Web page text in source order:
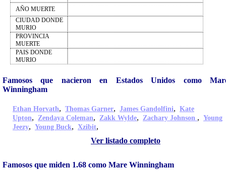
AÑO MUERTE
CIUDAD DONDE
MURIO
PROVINCIA
MUERTE
PAIS DONDE
MURIO
Famosos que nacieron en Estados Unidos como
Winningham
Ethan Horvath, Thomas Garner, James Gandolfini, Kate
Upton, Zendaya Coleman, Zakk Wylde, Zachary Johnson , Young
Jeezy, Young Buck, Xzibit,
Ver listado completo
Famosos que miden 1.68 como Mare Winningham